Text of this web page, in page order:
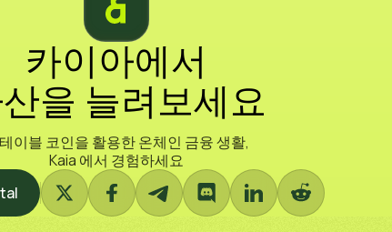
카이아에서
을 늘려보세요
이블 코인을 활용한 온체인 금융 생활,
Kaia 에서 경험하세요